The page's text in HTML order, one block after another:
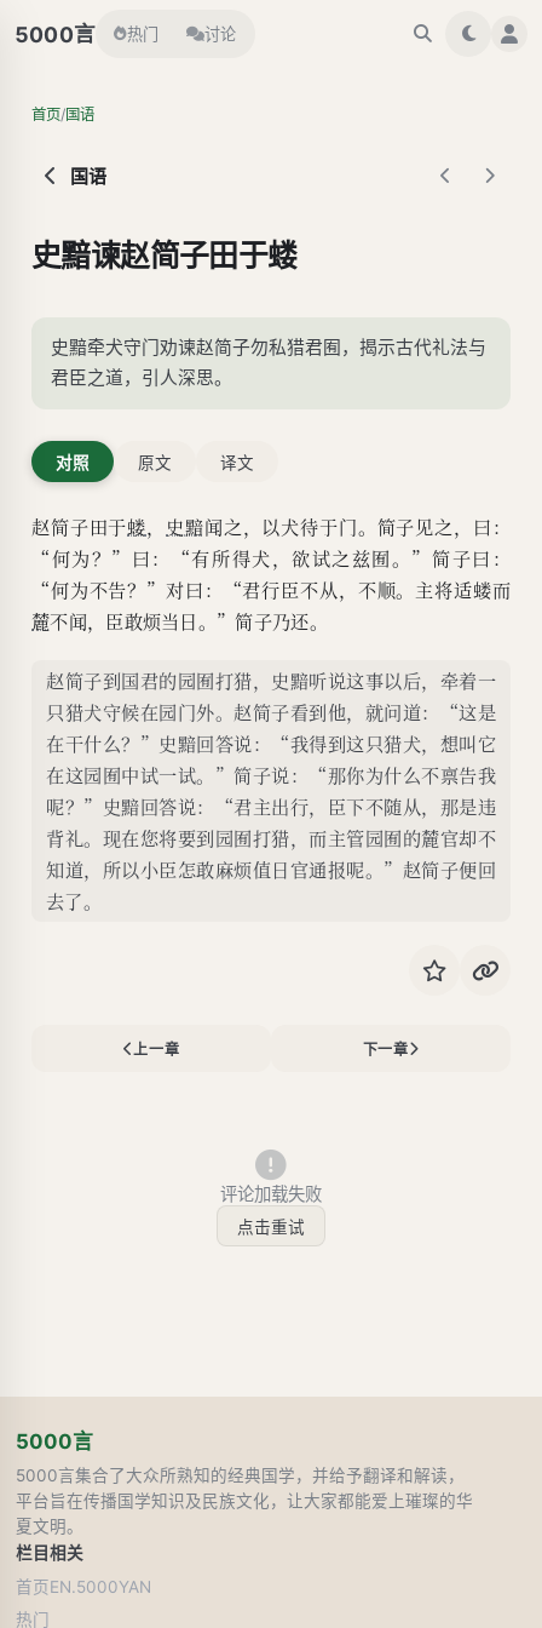
5000言 热门 讨论
首页/国语
国语
史黯谏赵简子田于蝼
史黯牵犬守门劝谏赵简子勿私猎君囿，揭示古代礼法与
君臣之道，引人深思。
对照 原文 译文
赵简子田于蝼， 史黯闻之，以犬待于门。简子见之，曰：
“何为？”曰：“有所得犬，欲试之兹囿。”简子曰：
“何为不告？”对曰：“君行臣不从，不顺。主将适蝼而
麓不闻，臣敢烦当日。”简子乃还。
赵简子到国君的园囿打猎，史黯听说这事以后，牵着一
只猎犬守候在园门外。赵简子看到他，就问道：“这是
在干什么？”史黯回答说：“我得到这只猎犬，想叫它
在这园囿中试一试。”简子说：“那你为什么不禀告我
呢？”史黯回答说：“君主出行，臣下不随从，那是违
背礼。现在您将要到园囿打猎，而主管园囿的麓官却不
知道，所以小臣怎敢麻烦值日官通报呢。”赵简子便回
去了。
上一章 下一章
评论加载失败
点击重试
5000言
5000言集合了大众所熟知的经典国学，并给予翻译和解读，
平台旨在传播国学知识及民族文化，让大家都能爱上璀璨的华
夏文明。
栏目
首页
热门
相关
EN.5000YAN